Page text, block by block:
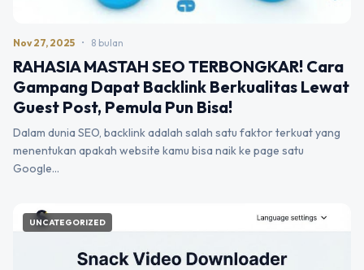
Nov 27, 2025 • 8 bulan
RAHASIA MASTAH SEO TERBONGKAR! Cara
Gampang Dapat Backlink Berkualitas Lewat
Guest Post, Pemula Pun Bisa!
Dalam dunia SEO, backlink adalah salah satu faktor terkuat yang
menentukan apakah website kamu bisa naik ke page satu
Google…
UNCATEGORIZED